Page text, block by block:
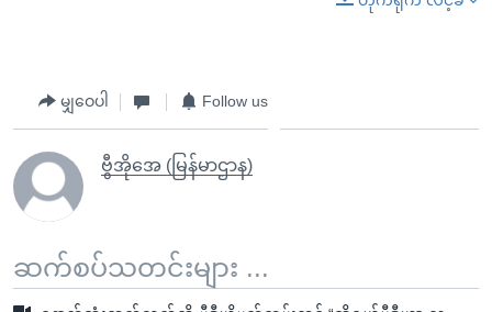
မျှဝေပါ Follow us
ဗွီအိုအေ (မြန်မာဌာန)
ဆက်စပ်သတင်းများ ...